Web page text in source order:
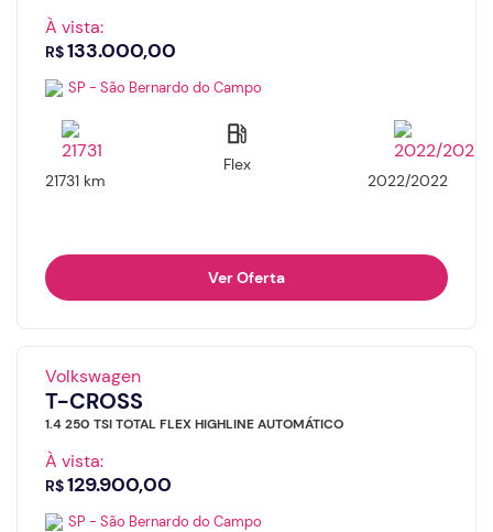
À vista:
R$133.000,00
SP - São Bernardo do Campo
21731 km
Flex
2022/2022
Ver Oferta
Volkswagen
T-CROSS
1.4 250 TSI TOTAL FLEX HIGHLINE AUTOMÁTICO
À vista:
R$129.900,00
SP - São Bernardo do Campo